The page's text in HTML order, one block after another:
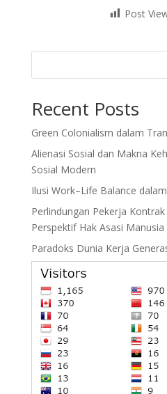
Post
Recent Posts
Green Colonialism dalam
Alienasi Sosial dan Makna
Sosial Modern
Ilusi Work–Life Balance
Perlindungan Pekerja
Perspektif Hak Asasi Manusia
Paradoks Dunia Kerja